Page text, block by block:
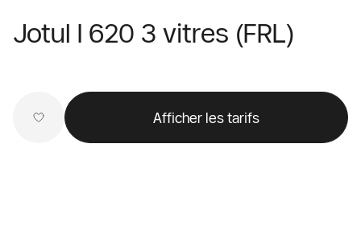
Jotul I 620 3 vitres (FRL)
Afficher les tarifs